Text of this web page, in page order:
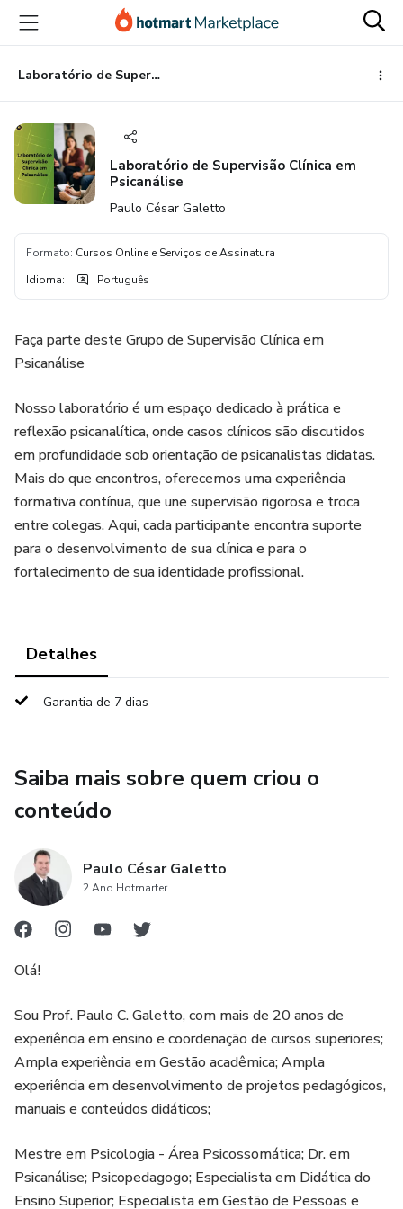
para
conteúdo
principal
para
pagamento
para
rodapé
Laboratório de Supervisão Clínica em Psicanálise
Laboratório de Supervisão Clínica em
Psicanálise
Paulo César Galetto
Formato: Cursos Online e Serviços de Assinatura
Idioma: Português
Faça parte deste Grupo de Supervisão Clínica em
Psicanálise
Nosso laboratório é um espaço dedicado à prática e
reflexão psicanalítica, onde casos clínicos são discutidos
em profundidade sob orientação de psicanalistas didatas.
Mais do que encontros, oferecemos uma experiência
formativa contínua, que une supervisão rigorosa e troca
entre colegas. Aqui, cada participante encontra suporte
para o desenvolvimento de sua clínica e para o
fortalecimento de sua identidade profissional.
Detalhes
Garantia de 7 dias
Saiba mais sobre quem criou o
conteúdo
Paulo César Galetto
2 Ano Hotmarter
Olá!
Sou Prof. Paulo C. Galetto, com mais de 20 anos de
experiência em ensino e coordenação de cursos superiores;
Ampla experiência em Gestão acadêmica; Ampla
experiência em desenvolvimento de projetos pedagógicos,
manuais e conteúdos didáticos;
Mestre em Psicologia - Área Psicossomática; Dr. em
Psicanálise; Psicopedagogo; Especialista em Didática do
Ensino Superior; Especialista em Gestão de Pessoas e